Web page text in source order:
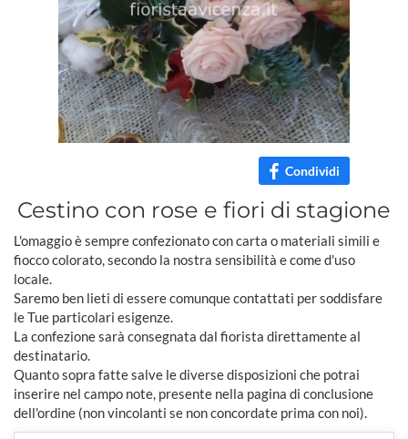
Condividi
Cestino con rose e fiori di stagione
L'omaggio è sempre confezionato con carta o materiali simili e
fiocco colorato, secondo la nostra sensibilità e come d'uso
locale.
Saremo ben lieti di essere comunque contattati per soddisfare
le Tue particolari esigenze.
La confezione sarà consegnata dal fiorista direttamente al
destinatario.
Quanto sopra fatte salve le diverse disposizioni che potrai
inserire nel campo note, presente nella pagina di conclusione
dell'ordine (non vincolanti se non concordate prima con noi).